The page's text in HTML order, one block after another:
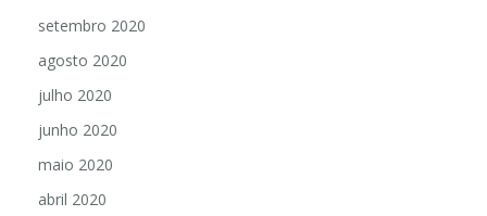
setembro 2020
agosto 2020
julho 2020
junho 2020
maio 2020
abril 2020